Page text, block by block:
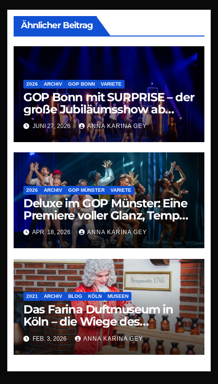
Ähnlicher Beitrag
2026 ARCHIV GOP BONN VARIETE
GOP Bonn mit SURPRISE – der
große Jubiläumsshow ab
09.07.26
JUNI 27, 2026 ANNA KARINA GEY
2026 ARCHIV GOP MÜNSTER VARIETE
Deluxe im GOP Münster: Eine
Premiere voller Glanz, Tempo
und Staunen
APR. 18, 2026 ANNA KARINA GEY
2021 ARCHIV BLOG KÖLN MUSEEN
Das Farina Duftmuseum in
Köln – die Wiege des
modernen Parfüms
FEB. 3, 2026 ANNA KARINA GEY